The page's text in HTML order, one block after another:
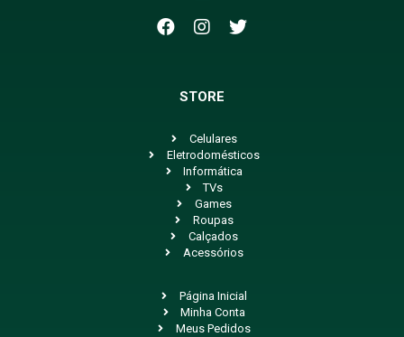
STORE
Celulares
Eletrodomésticos
Informática
TVs
Games
Roupas
Calçados
Acessórios
Página Inicial
Minha Conta
Meus Pedidos